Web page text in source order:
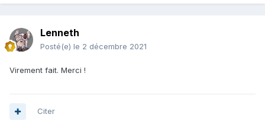
Lenneth
Posté(e) le 2 décembre 2021
Virement fait. Merci !
Citer